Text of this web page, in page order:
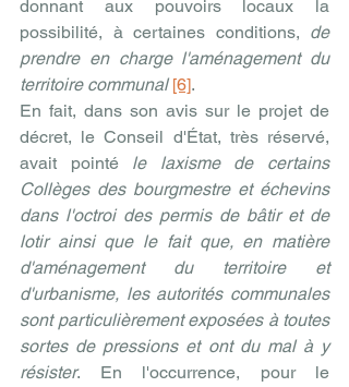
donnant aux pouvoirs locaux la
possibilité, à certaines conditions, de
prendre en charge l'aménagement du
territoire communal [6].
En fait, dans son avis sur le projet de
décret, le Conseil d'État, très réservé,
avait pointé le laxisme de certains
Collèges des bourgmestre et échevins
dans l'octroi des permis de bâtir et de
lotir ainsi que le fait que, en matière
d'aménagement du territoire et
d'urbanisme, les autorités communales
sont particulièrement exposées à toutes
sortes de pressions et ont du mal à y
résister. En l'occurrence, pour le